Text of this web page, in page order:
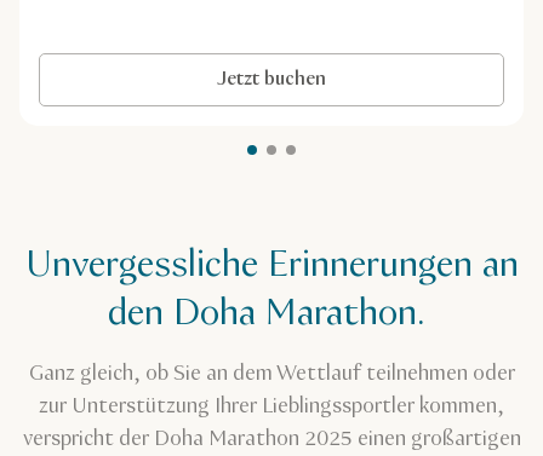
Jetzt buchen
Unvergessliche Erinnerungen an
den Doha Marathon.
Ganz gleich, ob Sie an dem Wettlauf teilnehmen oder
zur Unterstützung Ihrer Lieblingssportler kommen,
verspricht der Doha Marathon 2025 einen großartigen